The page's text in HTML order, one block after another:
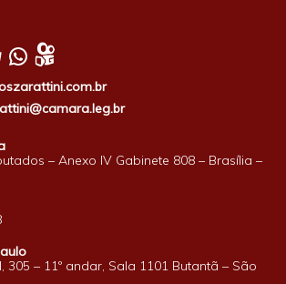
WhatsApp
– Anexo IV Gabinete 808 – Brasília –
305 – 11º andar, Sala 1101 Butantã – São